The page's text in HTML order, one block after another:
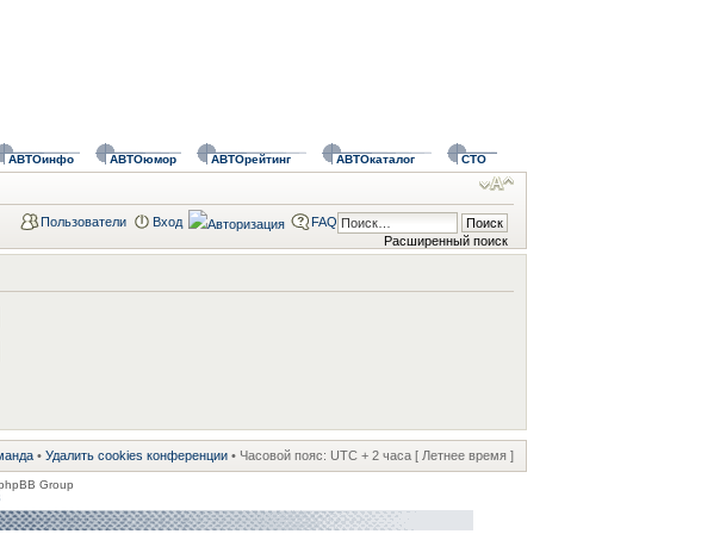
АВТОинфо АВТОюмор АВТОрейтинг АВТОкаталог СТО
Расширенный поиск
Пользователи Вход FAQ
• Удалить cookies конференции • Часовой пояс: UTC + 2 часа [ Летнее время ]
Group